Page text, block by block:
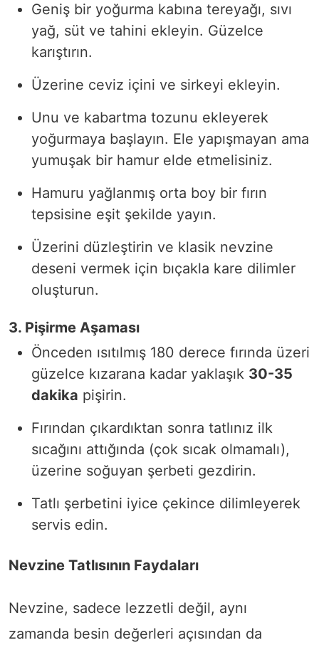
Geniş bir yoğurma kabına tereyağı, sıvı
yağ, süt ve tahini ekleyin. Güzelce
karıştırın.
Üzerine ceviz içini ve sirkeyi ekleyin.
Unu ve kabartma tozunu ekleyerek
yoğurmaya başlayın. Ele yapışmayan ama
yumuşak bir hamur elde etmelisiniz.
Hamuru yağlanmış orta boy bir fırın
tepsisine eşit şekilde yayın.
Üzerini düzleştirin ve klasik nevzine
deseni vermek için bıçakla kare dilimler
oluşturun.
3. Pişirme Aşaması
Önceden ısıtılmış 180 derece fırında üzeri
güzelce kızarana kadar yaklaşık 30-35
dakika pişirin.
Fırından çıkardıktan sonra tatlınız ilk
sıcağını attığında (çok sıcak olmamalı),
üzerine soğuyan şerbeti gezdirin.
Tatlı şerbetini iyice çekince dilimleyerek
servis edin.
Nevzine Tatlısının Faydaları
Nevzine, sadece lezzetli değil, aynı
zamanda besin değerleri açısından da